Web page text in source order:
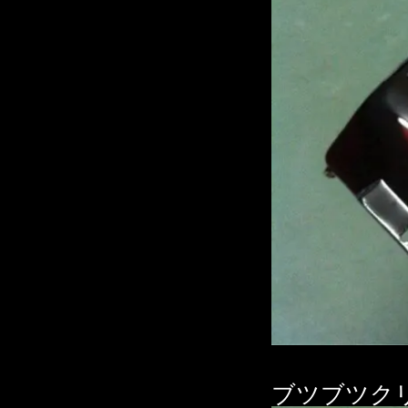
ブツブツク